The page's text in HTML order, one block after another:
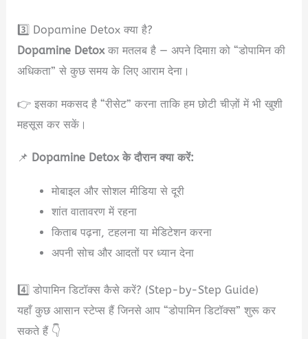
3️⃣ Dopamine Detox क्या है?
Dopamine Detoxका मतलब है — अपने दिमाग़ को “डोपामिन की
अधिकता” से कुछ समय के लिए आराम देना।
👉 इसका मकसद है “रीसेट” करना ताकि हम छोटी चीज़ों में भी खुशी
महसूस कर सकें।
📌 Dopamine Detox के दौरान क्या करें:
मोबाइल और सोशल मीडिया से दूरी
शांत वातावरण में रहना
किताब पढ़ना, टहलना या मेडिटेशन करना
अपनी सोच और आदतों पर ध्यान देना
4️⃣ डोपामिन डिटॉक्स कैसे करें? (Step-by-Step Guide)
यहाँ कुछ आसान स्टेप्स हैं जिनसे आप “डोपामिन डिटॉक्स” शुरू कर
सकते हैं 👇